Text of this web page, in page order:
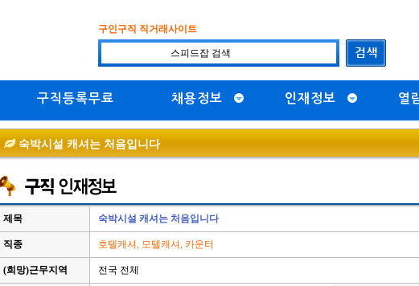
구인구직 직거래사이트
구직등록무료 채용정보 인재정보 열
숙박시설 캐셔는 처음입니다
제목 숙박시설 캐셔는 처음입니다
직종 호텔캐셔, 모텔캐셔, 카운터
(희망)근무지역 전국 전체